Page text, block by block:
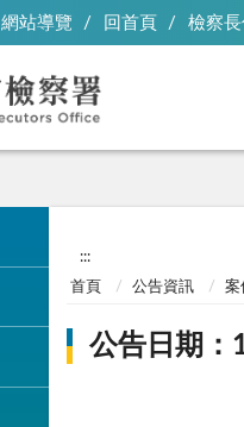
網站導覽 回首頁 檢察
:::
首頁 公告資訊 案
公告日期：